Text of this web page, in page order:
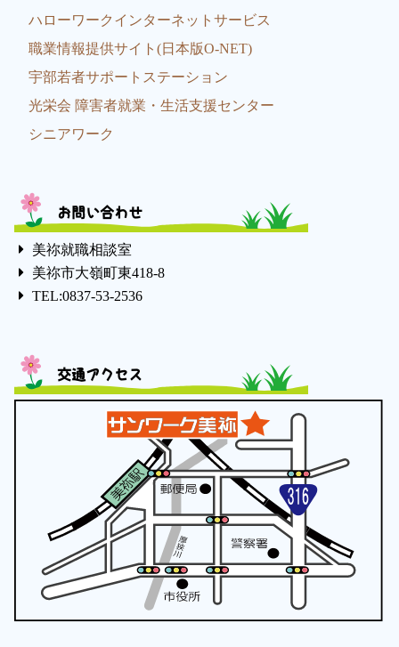
ハローワークインターネットサービス
職業情報提供サイト(日本版O-NET)
宇部若者サポートステーション
光栄会 障害者就業・生活支援センター
シニアワーク
お問い合わせ
美祢就職相談室
美祢市大嶺町東418-8
TEL:0837-53-2536
交通アクセス